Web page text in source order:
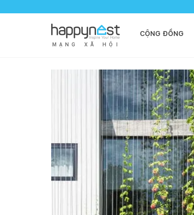
M Ạ N G X Ã H Ộ I
CỘNG ĐỒNG